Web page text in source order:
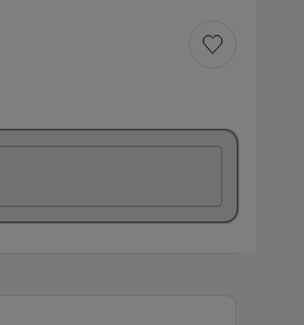
Sauvegarder le